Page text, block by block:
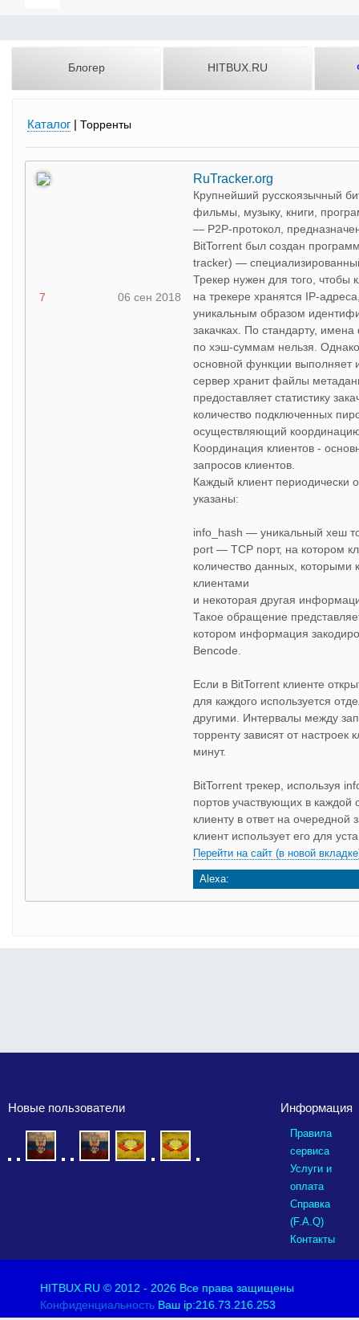
Блогер HITBUX.RU
Каталог | Торренты
7 06 сен 2018
RuTracker.org
Крупнейший русскоязычный
фильмы, музыку, книги,
— P2P-протокол,
BitTorrent был создан
tracker) —
Трекер нужен для того, чтобы
на трекере хранятся IP-
уникальным образом
закачках. По стандарту,
по хэш-суммам нельзя.
основной функции выполняет
сервер хранит файлы
предоставляет статистику
количество подключенных
осуществляющий
Координация клиентов -
запросов клиентов.
Каждый клиент периодически
указаны:
info_hash — уникальный хеш
port — TCP порт, на котором
количество данных, которыми
клиентами
и некоторая другая
Такое обращение
котором информация
Bencode.
Если в BitTorrent клиенте
для каждого используется
другими. Интервалы между
торренту зависят от
минут.
BitTorrent трекер, используя
портов участвующих в каждой
клиенту в ответ на очередной
клиент использует его для
Перейти на сайт (в новой
Alexa:
Новые пользователи Информация
Правила
сервиса
Услуги и
оплата
Справка
(F.A.Q)
Контакты
HITBUX.RU © 2012 - 2026 Все права защищены
Конфиденциальность Ваш ip:216.73.216.253